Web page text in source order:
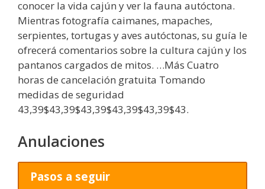
conocer la vida cajún y ver la fauna autóctona.
Mientras fotografía caimanes, mapaches,
serpientes, tortugas y aves autóctonas, su guía le
ofrecerá comentarios sobre la cultura cajún y los
pantanos cargados de mitos. …Más Cuatro
horas de cancelación gratuita Tomando
medidas de seguridad
43,39$43,39$43,39$43,39$43,39$43.
Anulaciones
Pasos a seguir